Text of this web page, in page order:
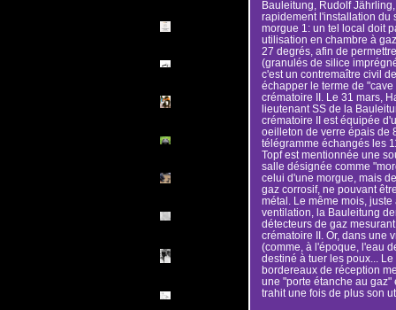
Bauleitung, Rudolf
rapidement l'installation du
morgue 1: un tel local doit
utilisation en chambre à
27 degrés, afin de
(granulés de silice
c'est un contremaître civil
échapper le terme de
crématoire II. Le 31 mars,
lieutenant SS de la
crématoire II est équipée
oeilleton de verre épais de
télégramme échangés les
Topf est mentionnée une
salle désignée comme
celui d'une morgue, mais
gaz corrosif, ne pouvant
métal. Le même mois,
ventilation, la Bauleitung
détecteurs de gaz
crématoire II. Or, dans une
(comme, à l'époque, l'eau
destiné à tuer les poux...
bordereaux de réception
une "porte étanche au gaz"
trahit une fois de plus son